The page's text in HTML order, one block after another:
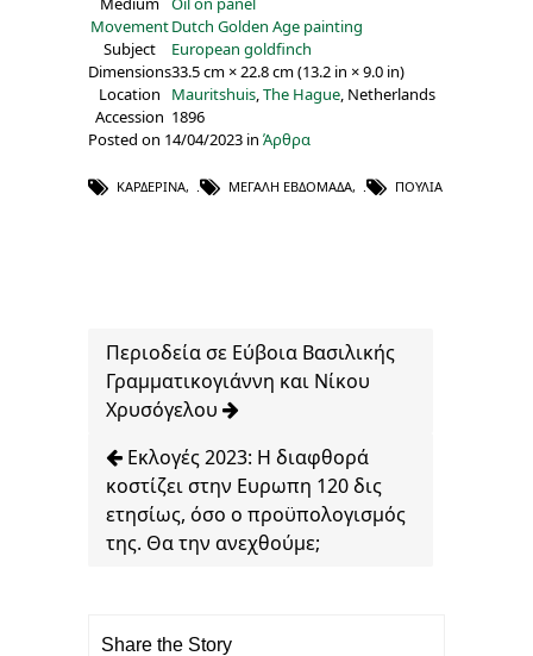
MovementDutch Golden Age painting
Subject
European goldfinch
Dimensions33.5 cm × 22.8 cm (13.2 in × 9.0 in)
Location
Mauritshuis,The Hague, Netherlands
Accession 1896
Posted on 14/04/2023 in Άρθρα
ΚΑΡΔΕΡΊΝΑ, ΜΕΓΆΛΗ ΕΒΔΟΜΆΔΑ, ΠΟΥΛΙΆ
Περιοδεία σε Εύβοια Βασιλικής
Γραμματικογιάννη και Νίκου
Χρυσόγελου
Εκλογές 2023: Η διαφθορά
κοστίζει στην Ευρωπη 120 δις
ετησίως, όσο ο προϋπολογισμός
της. Θα την ανεχθούμε;
Share the Story